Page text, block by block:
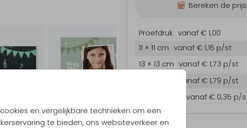
en vergelijkbare technieken om een
te bieden, ons websiteverkeer en
Bereken de
Proefdruk vanaf € 1,00
11 × 11 cm vanaf € 1,16 p/st
13 × 13 cm vanaf € 1,73 p/st
vanaf € 1,79 p/st
vanaf € 0,35 p/